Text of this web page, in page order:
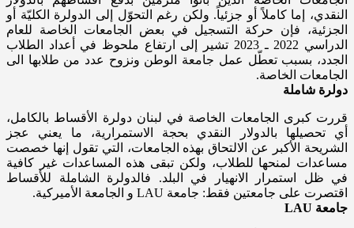
النقدي، إما كاملاً أو جزئياً. ولكن رغم التحوّل إلى الدولرة الكليّة أو
الجزئية، فإن حركة التسجيل في بعض الجامعات الخاصة للعام
الدراسي 2022 ـ 2023 تشير إلى ارتفاع ملحوظ في أعداد الطلاب
الجدد، بسبب تعطّل عمل جامعة الوطن ونزوح عدد من طلابها الى
الجامعات الخاصة.
دولرة شاملة
قررت كبرى الجامعات الخاصة في لبنان دولرة الأقساط بالكامل،
أي تحصيلها بالدولار النقدي بحجة الاستمرارية، ما يعني عجز
الشريحة الأكبر عن الالتحاق بهذه الجامعات، التي تقول إنها خصصت
مساعدات لمنحها للطلاب، ولكن تبقى هذه المساعدات غير كافية
في ظل استمرار الانهيار في البلد. فالدولرة الشاملة للأقساط
اقتصرت على جامعتين فقط: جامعة LAU و الجامعة الأميركية.
جامعة LAU